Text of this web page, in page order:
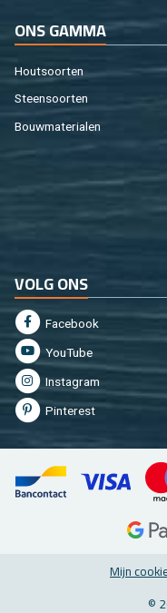
ONS GAMMA
Hout­soor­ten
Steen­soor­ten
Bouw­ma­te­ri­a­len
VOLG ONS
Fa­cebook
You­Tu­be
In­st­agram
Pin­te­rest
Mijn
©